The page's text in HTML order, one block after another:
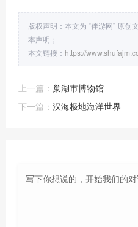
版权声明：本文为 “伴游网” 原创
本声明；
本文链接： https://
上一篇： 巢湖市博物馆
下一篇： 汉海极地海洋世界